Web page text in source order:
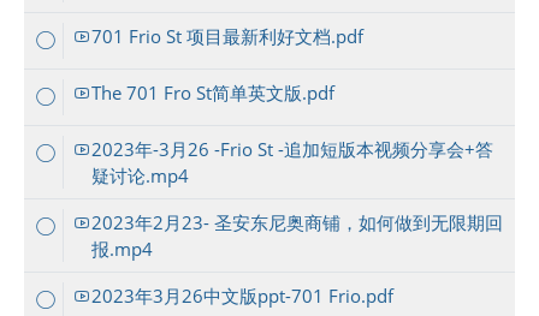
701 Frio St 项目最新利好文档.pdf
The 701 Fro St简单英文版.pdf
2023年-3月26 -Frio St -追加短版本视频分享会+答
疑讨论.mp4
2023年2月23- 圣安东尼奥商铺，如何做到无限期回
报.mp4
2023年3月26中文版ppt-701 Frio.pdf